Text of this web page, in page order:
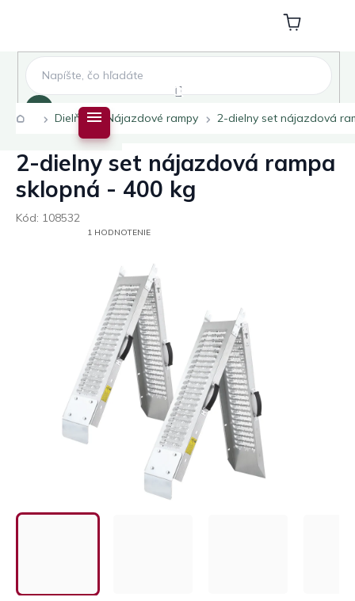
Nákupný
košík
Domov
Dielňa Nájazdové rampy 2-dielny set nájazdová
2-dielny set nájazdová rampa
sklopná - 400 kg
Kód: 108532
PRIEMERNÉ
HVIEZDIČIEK.
1 HODNOTENIE